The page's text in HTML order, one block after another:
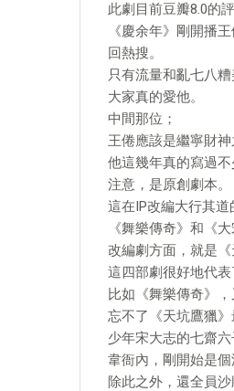
此劇目前豆瓣8.0的
《慶余年》剛開播
回熱搜。
只有流量和亂七八
大家真的愛他。
中間那位；
王倦應該是繼寧財神
他這幾年真的寫過不
注意，是原創劇本。
這在IP改編大行其道
《舞樂傳奇》和《
改編劇方面，就是《
這四部劇很好地代
比如《舞樂傳奇》
忘不了《天坑鷹獵
少年宋大志的七齋
韋衙內，剛開始是
除此之外，還全員沙